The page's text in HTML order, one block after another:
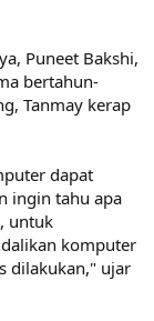
Puneet Bakshi,
bertahun-
Tanmay kerap
dapat
ingin tahu apa
untuk
komputer
dilakukan," ujar